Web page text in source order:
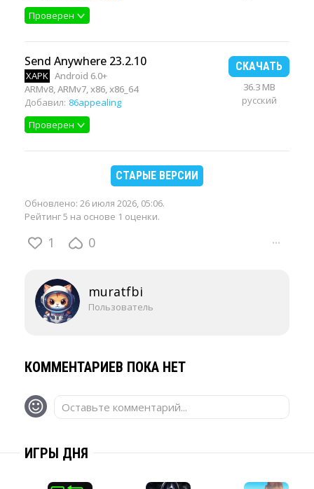
Проверен
Send Anywhere 23.2.10
XAPK Android 6.0+
ARMv8, ARMv7, x86, x86_64
Добавил: 86appealing
Проверен
СКАЧАТЬ
36.3 MB
русский
СТАРЫЕ ВЕРСИИ
Обновлено: 26 июля 2026, 05:06.
Рейтинг 5 на основе 1 оценки.
1 0 ···
muratfbi
Пользователь
КОММЕНТАРИЕВ ПОКА НЕТ
Оставьте комментарий...
ИГРЫ ДНЯ